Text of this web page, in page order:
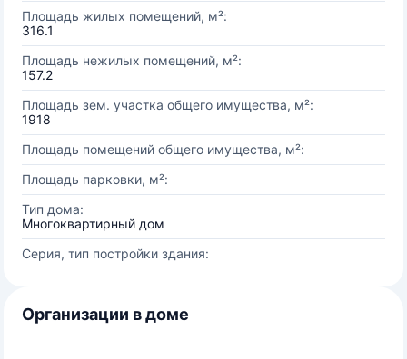
Площадь жилых помещений, м²:
316.1
Площадь нежилых помещений, м²:
157.2
Площадь зем. участка общего имущества, м²:
1918
Площадь помещений общего имущества, м²:
Площадь парковки, м²:
Тип дома:
Многоквартирный дом
Серия, тип постройки здания:
Организации в доме